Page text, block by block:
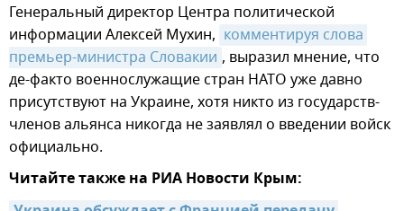
Генеральный директор Центра политической
информации Алексей Мухин, комментируя слова
премьер-министра Словакии , выразил мнение, что
де-факто военнослужащие стран НАТО уже давно
присутствуют на Украине, хотя никто из государств-
членов альянса никогда не заявлял о введении войск
официально.
Читайте также на РИА Новости Крым: